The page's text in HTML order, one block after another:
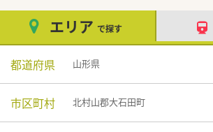
エリア で探す
都道府県 山形県
市区町村 北村山郡大石田町